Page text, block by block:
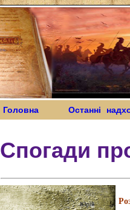
Головна Останні
Спогади